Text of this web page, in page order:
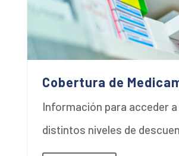
Cobertura de
Información para acceder
distintos niveles de